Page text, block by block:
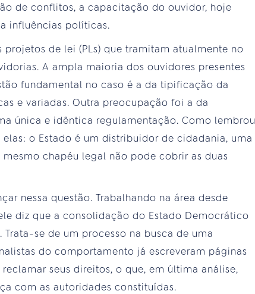
de conflitos, a capacitação do ouvidor, hoje
influências políticas.
de lei (PLs) que tramitam atualmente no
A ampla maioria dos ouvidores presentes
fundamental no caso é a da tipificação da
e variadas. Outra preocupação foi a da
única e idêntica regulamentação. Como lembrou
o Estado é um distribuidor de cidadania, uma
chapéu legal não pode cobrir as duas
nessa questão. Trabalhando na área desde
diz que a consolidação do Estado Democrático
se de um processo na busca de uma
do comportamento já escreveram páginas
seus direitos, o que, em última análise,
com as autoridades constituídas.